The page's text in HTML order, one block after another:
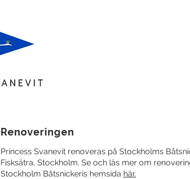
Renoveringen
Princess Svanevit renoveras på Stockholms
Fisksätra, Stockholm. Se och läs mer om
Stockholm Båtsnickeris hemsida här.